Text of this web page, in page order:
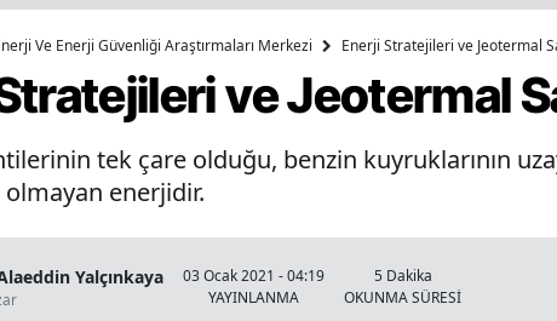
Ve Enerji Güvenliği Araştırmaları Merkezi Enerji Stratejileri ve Jeotermal
ve Jeotermal
tek çare olduğu, benzin kuyruklarının
olmayan enerjidir.
Yalçınkaya
03 Ocak 2021 - 04:19
YAYINLANMA
5 Dakika
OKUNMA SÜRESİ